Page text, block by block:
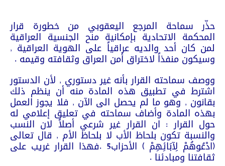
حذّر سماحة المرجع اليعقوبي من خطورة قرار
المحكمة الاتحادية بإمكانية منح الجنسية العراقية
لمن كان أحد والديه عراقياً على الهوية العراقية ,
وسيكون منفذاً لاختراق أمن العراق وثقافته وقيمه .
ووصف سماحته القرار بأنه غير دستوري , لأن الدستور
اشترط في تطبيق هذه المادة منه أن ينظم ذلك
بقانون , وهو ما لم يحصل الى الآن , فلا يجوز العمل
بهذه المادة وأضاف سماحته في تعليق إعلامي له
حول القرار : ان القرار غير شرعي أصلاً لان النسب
والنسبة تكون بلحاظ الأب لا بلحاظ الأم , قال تعالى
(ادْعُوهُمْ لِآبَائِهِمْ ) الأحزاب5 .فهذا القرار غريب على
ثقافتنا ومبادئنا .